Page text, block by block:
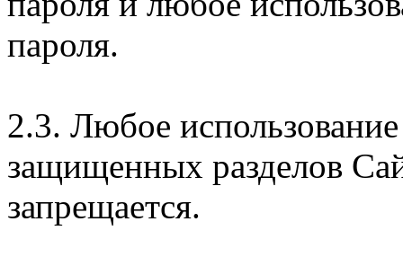
пароля.
2.3. Любое
защищенных разделов
запрещается.